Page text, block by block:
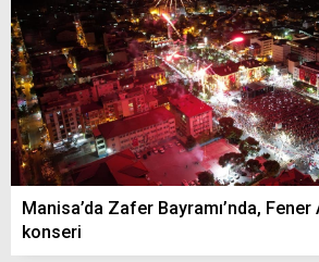
Manisa’da Zafer Bayramı’nda, Fener
konseri